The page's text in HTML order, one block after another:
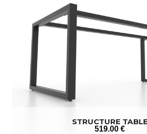
STRUCTURE TABLE
519.00 €